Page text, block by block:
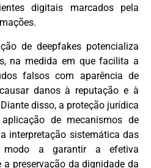
digitais marcados pela
de deepfakes potencializa
na medida em que facilita a
falsos com aparência de
danos à reputação e à
disso, a proteção jurídica
de mecanismos de
interpretação sistemática das
modo a garantir a efetiva
a preservação da dignidade da